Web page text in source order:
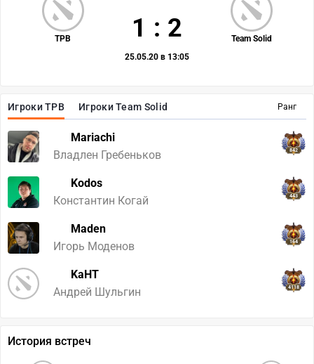
Ранг
Игроки TPB Игроки Team Solid
Mariachi
Владлен Гребеньков
842
Kodos
Константин Когай
443
Maden
Игорь Моденов
164
KaHT
Андрей Шульгин
4118
TPB Team Solid
1 : 2
25.05.20 в 13:05
История встреч